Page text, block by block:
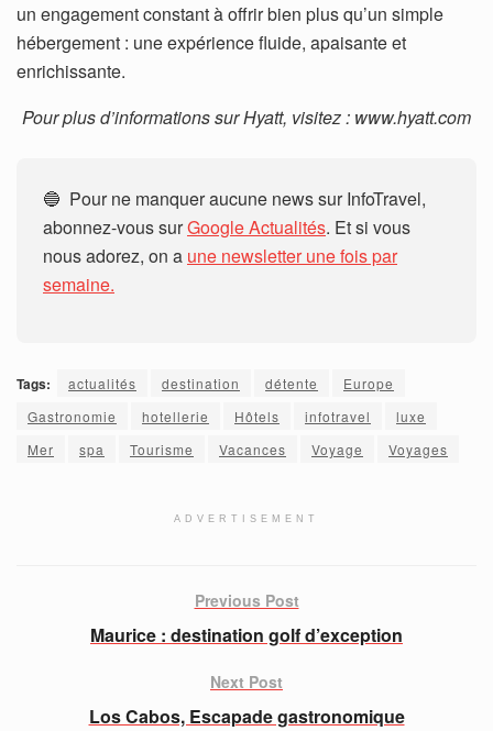
un engagement constant à offrir bien plus qu’un simple
hébergement : une expérience fluide, apaisante et
enrichissante.
Pour plus d’informations sur Hyatt, visitez : www.hyatt.com
🔵 Pour ne manquer aucune news sur InfoTravel,
abonnez-vous surGoogle Actualités. Et si vous
nous adorez, on a une newsletter une fois par
semaine.
Tags: actualités destination détente
Europe
Gastronomie
hotellerie Hôtels infotravel
luxe
Mer
spa Tourisme Vacances Voyage Voyages
ADVERTISEMENT
Previous Post
Maurice : destination golf d’exception
Next Post
Los Cabos, Escapade gastronomique